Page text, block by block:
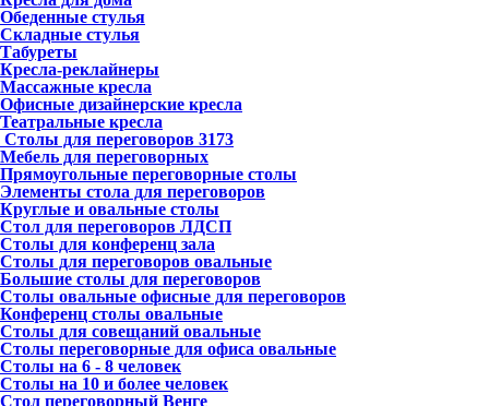
Обеденные стулья
Складные стулья
Табуреты
Кресла-реклайнеры
Массажные кресла
Офисные дизайнерские кресла
Театральные кресла
Столы для переговоров 3173
Мебель для переговорных
Прямоугольные переговорные столы
Элементы стола для переговоров
Круглые и овальные столы
Стол для переговоров ЛДСП
Столы для конференц зала
Столы для переговоров овальные
Большие столы для переговоров
Столы овальные офисные для переговоров
Конференц столы овальные
Столы для совещаний овальные
Столы переговорные для офиса овальные
Столы на 6 - 8 человек
Столы на 10 и более человек
Стол переговорный Венге